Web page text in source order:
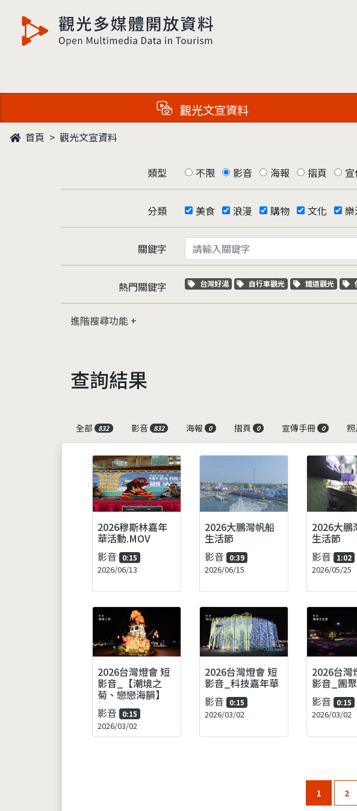
觀光多媒體開放資料
觀光文宣資料
首頁 觀光文宣資料
類型 不限 影音 海報 摺頁
分類 美食 浪漫 購物 文化
關鍵字
熱門關鍵字 關鍵字標籤
台灣好湯 關鍵字標籤
自行車觀光 關鍵字標籤
鐵道觀光
進階搜尋功能
查詢結果
全部
832 影音 832 海報 0 摺頁 0 宣傳手冊 0 照
2026穆斯林嘉年
華活動.MOV
影音 0:15
2026/06/13
2026大鵬灣帆船
生活節
影音 0:39
2026/06/15
2026大鵬
生活節
影音 1:02
2026/05/25
2026台灣燈會 短
影音_【潮境之
菊、戀戀海韻】
影音 0:15
2026/03/02
2026台灣燈會 短
影音_科技嘉年華
影音 0:15
2026/03/02
2026台灣
影音_團
影音 0:15
2026/03/02
1 2